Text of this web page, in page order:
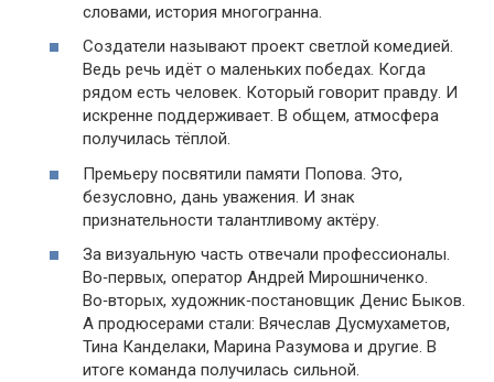
словами, история многогранна.
Создатели называют проект светлой комедией.
Ведь речь идёт о маленьких победах. Когда
рядом есть человек. Который говорит правду. И
искренне поддерживает. В общем, атмосфера
получилась тёплой.
Премьеру посвятили памяти Попова. Это,
безусловно, дань уважения. И знак
признательности талантливому актёру.
За визуальную часть отвечали профессионалы.
Во‑первых, оператор Андрей Мирошниченко.
Во‑вторых, художник‑постановщик Денис Быков.
А продюсерами стали: Вячеслав Дусмухаметов,
Тина Канделаки, Марина Разумова и другие. В
итоге команда получилась сильной.